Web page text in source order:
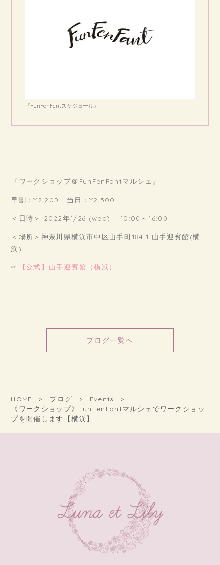
『FunFenFantスケジュール』
『ワークショップ＠FunFenFantマルシェ』
早割：¥2,200 当日：¥2,500
＜日時＞ 2022年1/26 (wed) 10:00～16:00
＜場所＞神奈川県横浜市中区山手町184-1 山手迎賓館(横
浜)
☞ 【公式】山手迎賓館（横浜）
ブログ一覧へ
HOME ブログ
Events
《ワークショップ》FunFenFantマルシェでワークショッ
プを開催します【横浜】